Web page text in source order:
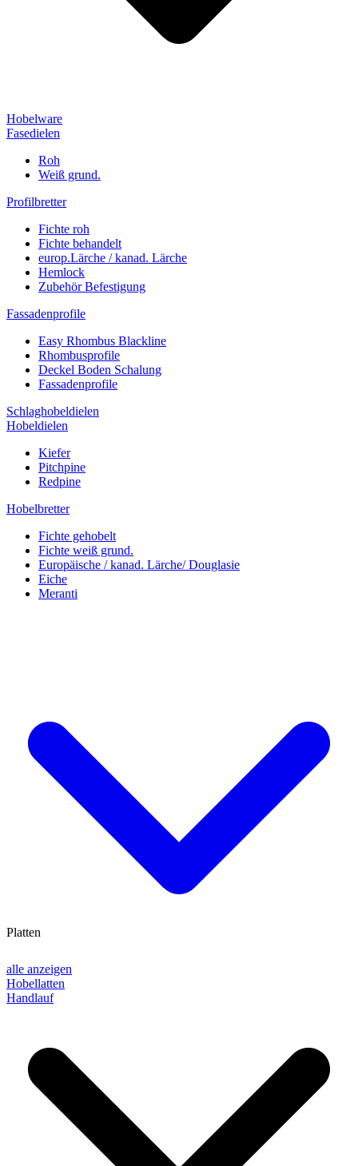
Hobelware
Fasedielen
Roh
Weiß grund.
Profilbretter
Fichte roh
Fichte behandelt
europ.Lärche / kanad. Lärche
Hemlock
Zubehör Befestigung
Fassadenprofile
Easy Rhombus Blackline
Rhombusprofile
Deckel Boden Schalung
Fassadenprofile
Schlaghobeldielen
Hobeldielen
Kiefer
Pitchpine
Redpine
Hobelbretter
Fichte gehobelt
Fichte weiß grund.
Europäische / kanad. Lärche/ Douglasie
Eiche
Meranti
alle anzeigen
Hobellatten
Handlauf
Platten